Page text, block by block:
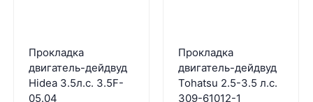
Прокладка
двигатель-дейдвуд
Hidea 3.5л.с. 3.5F-
05.04
Прокладка
двигатель-дейдвуд
Tohatsu 2.5-3.5 л.с.
309-61012-1